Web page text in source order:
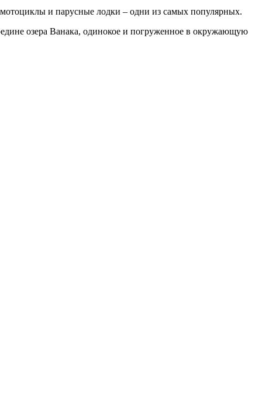
мотоциклы и парусные лодки – одни из самых популярных.
озера Ванака, одинокое и погруженное в окружающую